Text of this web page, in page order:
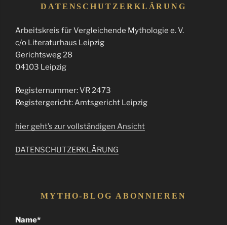
DATENSCHUTZERKLÄRUNG
Arbeitskreis für Vergleichende Mythologie e. V.
c/o Literaturhaus Leipzig
Gerichtsweg 28
04103 Leipzig
Registernummer: VR 2473
Registergericht: Amtsgericht Leipzig
hier geht’s zur vollständigen Ansicht
DATENSCHUTZERKLÄRUNG
MYTHO-BLOG ABONNIEREN
Name*